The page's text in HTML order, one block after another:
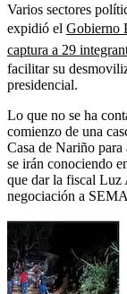
Varios sectores
expidió el Gobierno
captura a 29
facilitar su
presidencial.
Lo que no se ha
comienzo de una
Casa de Nariño
se irán conociendo
que dar la fiscal Luz
negociación a